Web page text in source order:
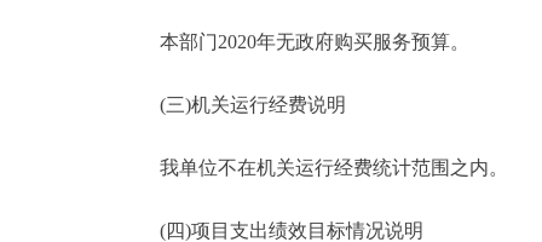
本部门2020年无政府购买服务预算。
(三)机关运行经费说明
我单位不在机关运行经费统计范围之内。
(四)项目支出绩效目标情况说明